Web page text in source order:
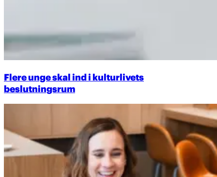
Flere unge skal ind i kulturlivets
beslutningsrum